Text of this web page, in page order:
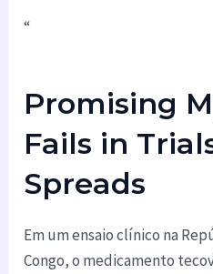
“
Promising
Fails in
Spreads
Em um ensaio clínico na
Congo, o medicamento